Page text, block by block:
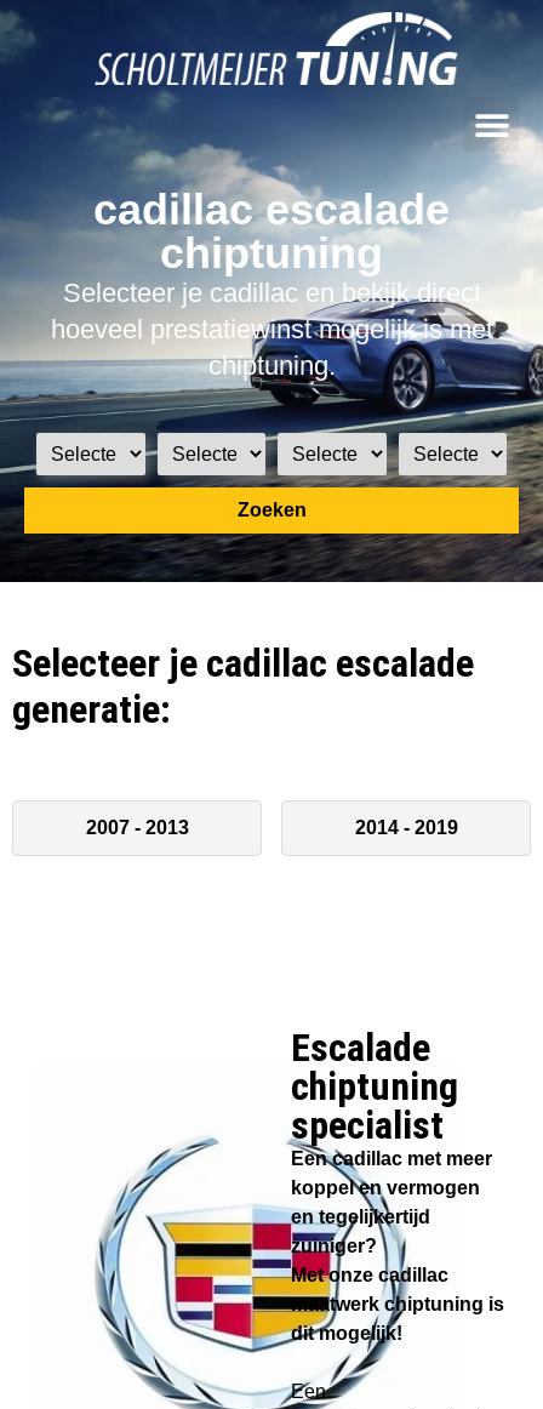
cadillac escalade
chiptuning
Selecteer je cadillac en bekijk direct
hoeveel prestatiewinst mogelijk is met
chiptuning.
Zoeken
Selecteer je cadillac escalade
generatie:
2007 - 2013 2014 - 2019
Escalade
chiptuning
specialist​
Een cadillac met meer
koppel en vermogen
en tegelijkertijd
zuiniger?
Met onze cadillac
maatwerk chiptuning is
dit mogelijk!
Een